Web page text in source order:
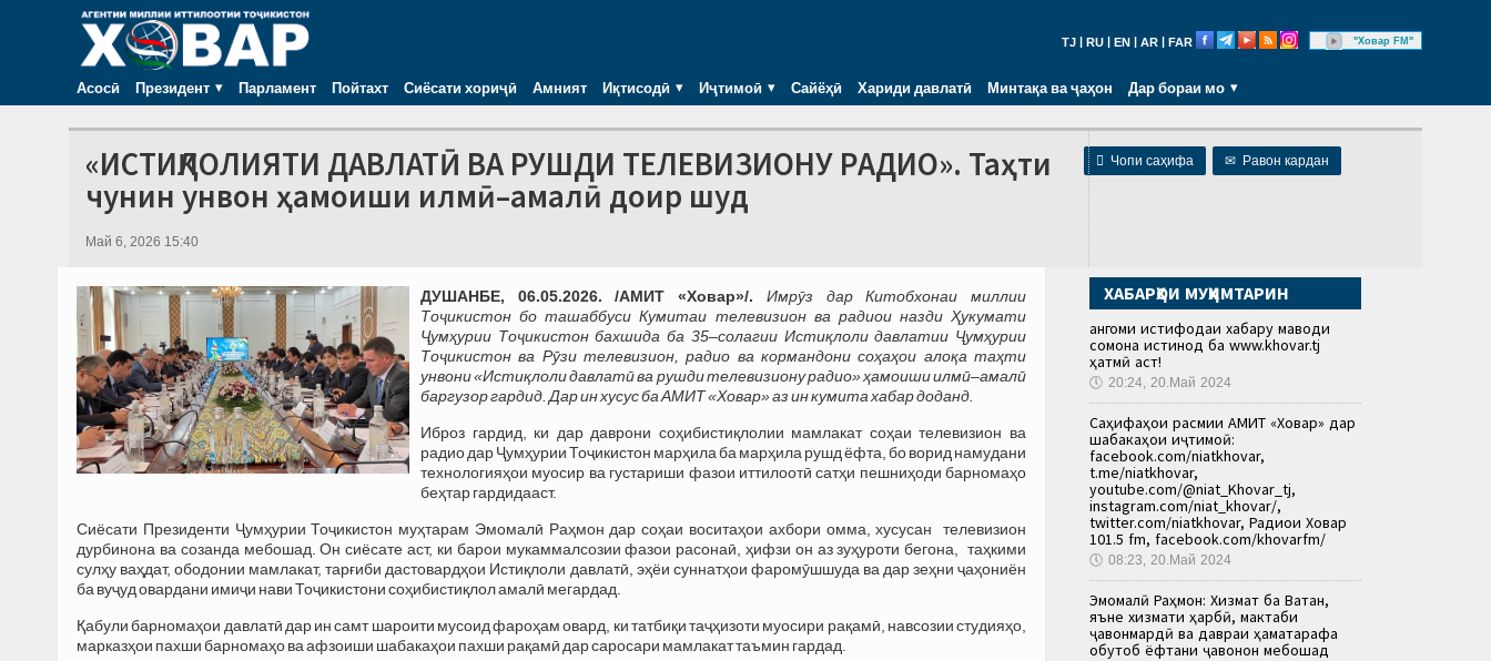
TJ RU EN AR FAR "Ховар FM"
Асосӣ Президент Парламент Пойтахт Сиёсати хориҷӣ Амният Иқтисодӣ Иҷтимоӣ Сайёҳӣ Хариди давлатӣ Минтақа ва ҷаҳон Дар бораи мо
 Чопи саҳифа ✉ Равон кардан
«ИСТИҚЛОЛИЯТИ ДАВЛАТӢ ВА РУШДИ ТЕЛЕВИЗИОНУ РАДИО». Таҳти
чунин унвон ҳамоиши илмӣ–амалӣ доир шуд
Май 6, 2026 15:40
ДУШАНБЕ, 06.05.2026. /АМИТ «Ховар»/.
Имрӯз дар Китобхонаи миллии
Тоҷикистон бо ташаббуси Кумитаи телевизион ва радиои назди Ҳукумати
Ҷумҳурии Тоҷикистон бахшида ба 35–солагии Истиқлоли давлатии Ҷумҳурии
Тоҷикистон ва Рӯзи телевизион, радио ва кормандони соҳаҳои алоқа таҳти
унвони «Истиқлоли давлатӣ ва рушди телевизиону радио» ҳамоиши илмӣ–амалӣ
баргузор гардид. Дар ин хусус ба АМИТ «Ховар» аз ин кумита хабар доданд.
Иброз гардид, ки дар даврони соҳибистиқлолии мамлакат соҳаи телевизион ва
радио дар Ҷумҳурии Тоҷикистон марҳила ба марҳила рушд ёфта, бо ворид намудани
технологияҳои муосир ва густариши фазои иттилоотӣ сатҳи пешниҳоди барномаҳо
беҳтар гардидааст.
Сиёсати Президенти Ҷумҳурии Тоҷикистон муҳтарам Эмомалӣ Раҳмон дар соҳаи воситаҳои ахбори омма, хусусан телевизион
дурбинона ва созанда мебошад. Он сиёсате аст, ки барои мукаммалсозии фазои расонаӣ, ҳифзи он аз зуҳуроти бегона, таҳкими
сулҳу ваҳдат, ободонии мамлакат, тарғиби дастовардҳои Истиқлоли давлатӣ, эҳёи суннатҳои фаромӯшшуда ва дар зеҳни ҷаҳониён
ба вуҷуд овардани имиҷи нави Тоҷикистони соҳибистиқлол амалӣ мегардад.
Қабули барномаҳои давлатӣ дар ин самт шароити мусоид фароҳам овард, ки татбиқи таҷҳизоти муосири рақамӣ, навсозии студияҳо,
марказҳои пахши барномаҳо ва афзоиши шабакаҳои пахши рақамӣ дар саросари мамлакат таъмин гардад.
ХАБАРҲОИ МУҲИМТАРИН
Ҳангоми истифодаи хабару маводи
сомона истинод ба www.khovar.tj
ҳатмӣ аст!
🕔 20:24, 20.Май 2024
Саҳифаҳои расмии АМИТ «Ховар» дар
шабакаҳои иҷтимоӣ:
facebook.com/niatkhovar,
t.me/niatkhovar,
youtube.com/@niat_Khovar_tj,
instagram.com/niat_khovar/,
twitter.com/niatkhovar, Радиои Ховар
101.5 fm, facebook.com/khovarfm/
🕔 08:23, 20.Май 2024
Эмомалӣ Раҳмон: Хизмат ба Ватан,
яъне хизмати ҳарбӣ, мактаби
ҷавонмардӣ ва давраи ҳаматарафа
обутоб ёфтани ҷавонон мебошад